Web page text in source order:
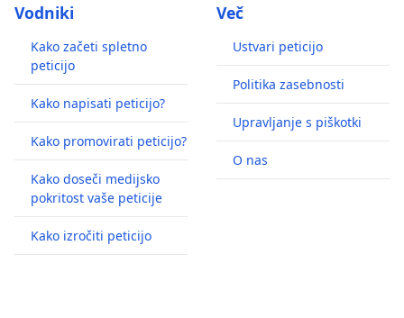
Vodniki
Kako začeti spletno
peticijo
Kako napisati peticijo?
Kako promovirati peticijo?
Kako doseči medijsko
pokritost vaše peticije
Kako izročiti peticijo
Več
Ustvari peticijo
Politika zasebnosti
Upravljanje s piškotki
O nas